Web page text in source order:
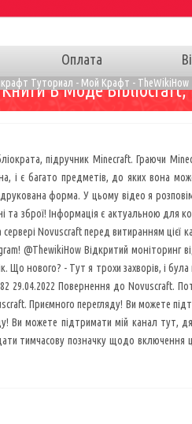
Оплата
Туториал - Мой Крафт - TheWikiHow
В Моде
підручник Minecraft. Граючи
і є багато предметів, до яких вона
форма. У цьому відео я
та зброї! Інформація є актуальною для
Novuscraft перед витиранням
@ThewikiHow Відкритий
Що нового? - Тут я трохи захворів, і
29.04.2022 Повернення до Novuscraft.
Приємного перегляду! Ви можете
Ви можете підтримати мій канал тут,
тимчасову позначку щодо включення